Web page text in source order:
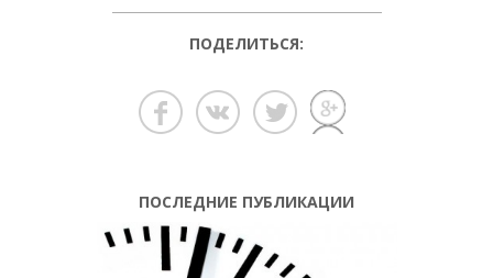
ПОДЕЛИТЬСЯ:
ПОСЛЕДНИЕ ПУБЛИКАЦИИ